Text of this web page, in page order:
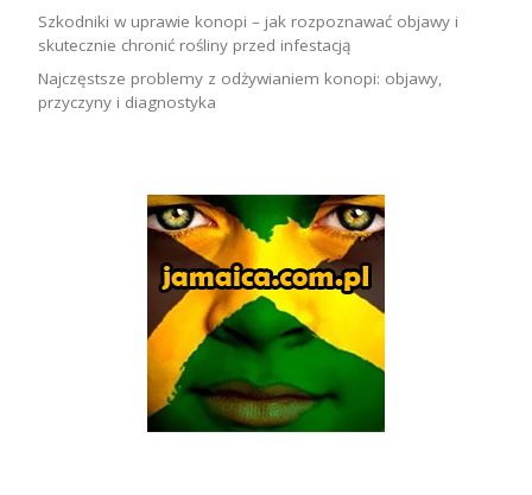
Szkodniki w uprawie konopi – jak rozpoznawać objawy i
skutecznie chronić rośliny przed infestacją
Najczęstsze problemy z odżywianiem konopi: objawy,
przyczyny i diagnostyka